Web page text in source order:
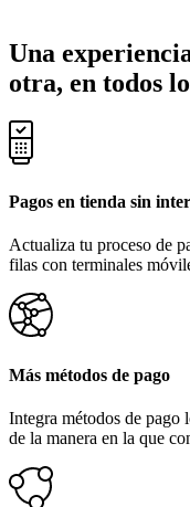
Una
otra, en todos
Pagos en tienda sin
Actualiza tu proceso de
filas con terminales
Más métodos de pago
Integra métodos de pago
de la manera en la que